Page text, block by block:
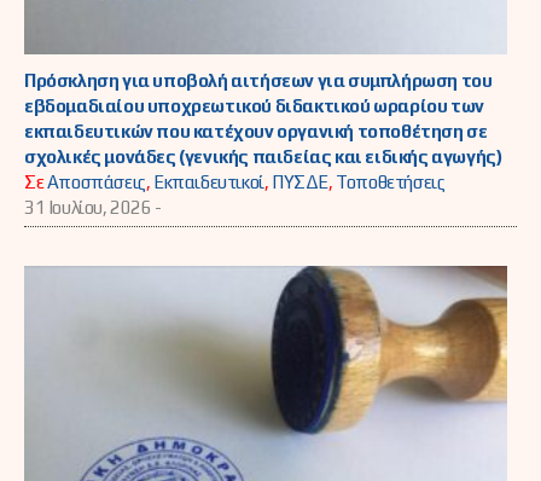
Πρόσκληση για υποβολή αιτήσεων για συμπλήρωση του
εβδομαδιαίου υποχρεωτικού διδακτικού ωραρίου των
εκπαιδευτικών που κατέχουν οργανική τοποθέτηση σε
σχολικές μονάδες (γενικής παιδείας και ειδικής αγωγής)
ΣεΑποσπάσεις, Εκπαιδευτικοί, ΠΥΣΔΕ, Τοποθετήσεις
31 Ιουλίου, 2026 -